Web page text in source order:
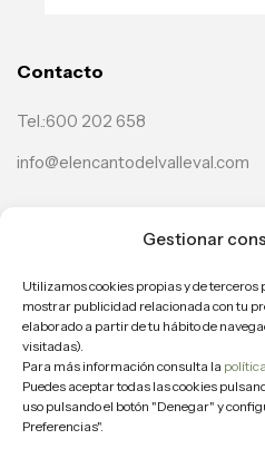
Gestionar
Utilizamos cookies propias y de terceros
mostrar publicidad relacionada con tu
elaborado a partir de tu hábito de
visitadas).
Para más información consulta la
Puedes aceptar todas las cookies
uso pulsando el botón "Denegar" y
Preferencias".
Contacto
Tel.:600 202 658
info@elencantodelvalleval.com
Casa El Pinto
Casa Brígida
Síguenos